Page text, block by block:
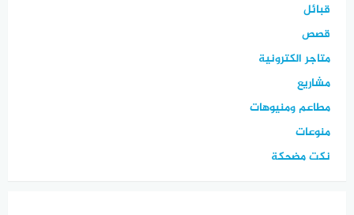
قبائل
قصص
متاجر الكترونية
مشاريع
مطاعم ومنيوهات
منوعات
نكت مضحكة